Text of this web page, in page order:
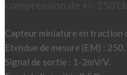
Capteur miniature en traction
Etendue de mesure (EM) :
Signal de sortie : 1-2mV/V.